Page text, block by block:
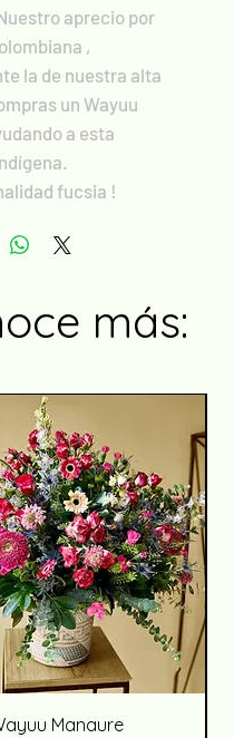
aprecio por
,
la de nuestra alta
un Wayuu
a esta
fucsia !
más:
Manaure